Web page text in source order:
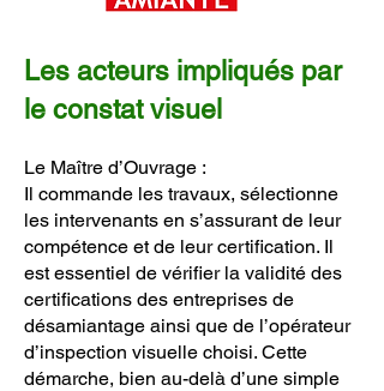
Les acteurs impliqués par
le constat visuel
Le Maître d’Ouvrage :
Il commande les travaux, sélectionne
les intervenants en s’assurant de leur
compétence et de leur certification. Il
est essentiel de vérifier la validité des
certifications des entreprises de
désamiantage ainsi que de l’opérateur
d’inspection visuelle choisi. Cette
démarche, bien au-delà d’une simple